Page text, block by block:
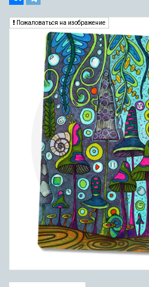
Пожаловаться на изображение